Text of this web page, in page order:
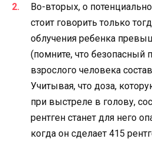
Во-вторых, о
стоит говорить только
облучения ребенка
(помните, что безопасный
взрослого человека
Учитывая, что доза,
при выстреле в голову,
рентген станет для него
когда он сделает 415